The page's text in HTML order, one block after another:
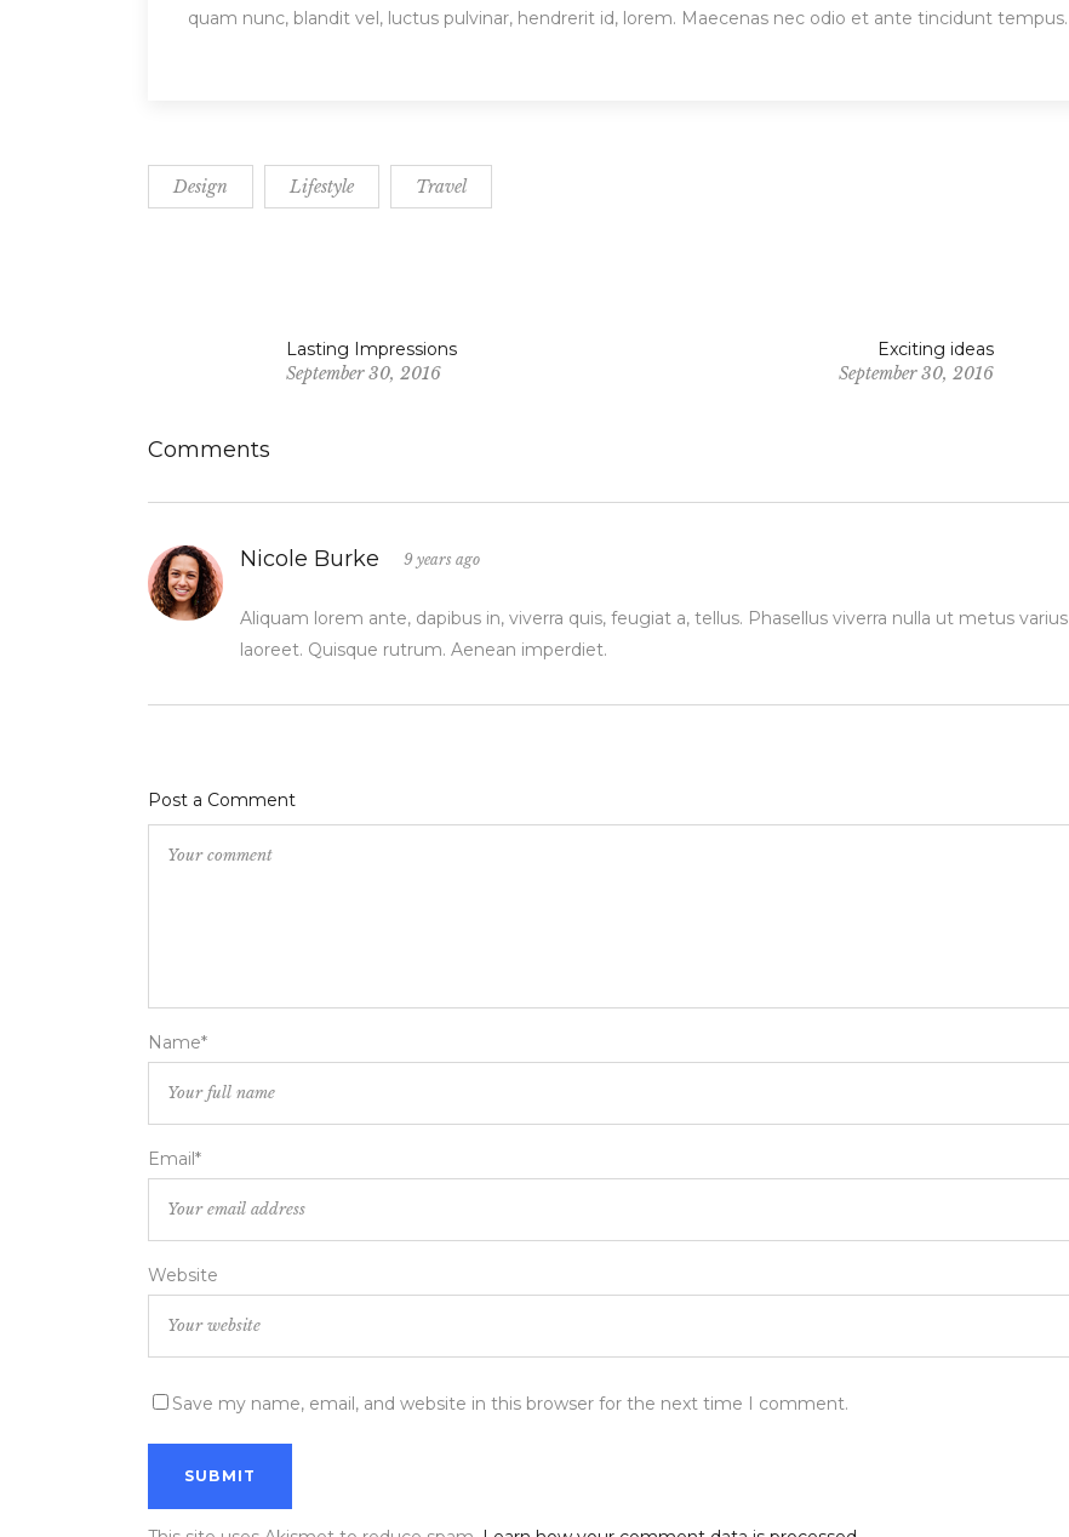
quam nunc, blandit vel, luctus pulvinar, hendrerit id, lorem. Maecenas nec odio et ante tincidunt tempus.
Design Lifestyle Travel
Lasting Impressions
September 30, 2016
Exciting ideas
September 30, 2016
Comments
Nicole Burke 9 years ago
Aliquam lorem ante, dapibus in, viverra quis, feugiat a, tellus. Phasellus viverra nulla ut metus varius
laoreet. Quisque rutrum. Aenean imperdiet.
Post a Comment
Name*
Email*
Website
Save my name, email, and website in this browser for the next time I comment.